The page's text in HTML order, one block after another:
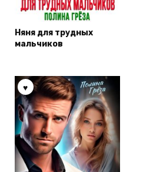
Няня для трудных
мальчиков